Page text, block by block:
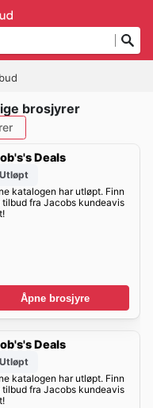
brosjyrer
Deals
katalogen har utløpt. Finn
tilbud fra Jacobs kundeavis
Åpne brosjyre
Deals
katalogen har utløpt. Finn
tilbud fra Jacobs kundeavis